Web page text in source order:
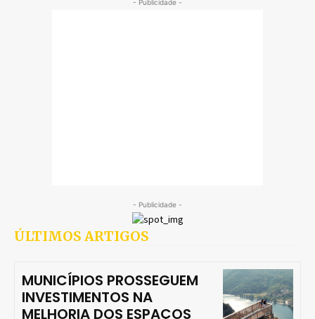
- Publicidade -
- Publicidade -
ÚLTIMOS ARTIGOS
MUNICÍPIOS PROSSEGUEM
INVESTIMENTOS NA
MELHORIA DOS ESPAÇOS